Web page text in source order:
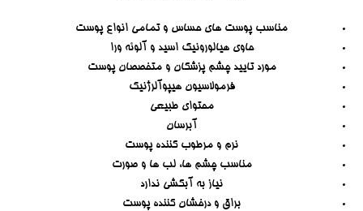
مناسب پوست های حساس و تمامی انواع پوست
حاوی هیالورونیک اسید و آلوئه ورا
مورد تایید چشم پزشکان و متخصصان پوست
فرمولاسیون هیپوآلرژنیک
محتوای طبیعی
آبرسان
نرم و مرطوب کننده پوست
مناسب چشم ها، لب ها و صورت
نیاز به آبکشی ندارد
براق و درخشان کننده پوست